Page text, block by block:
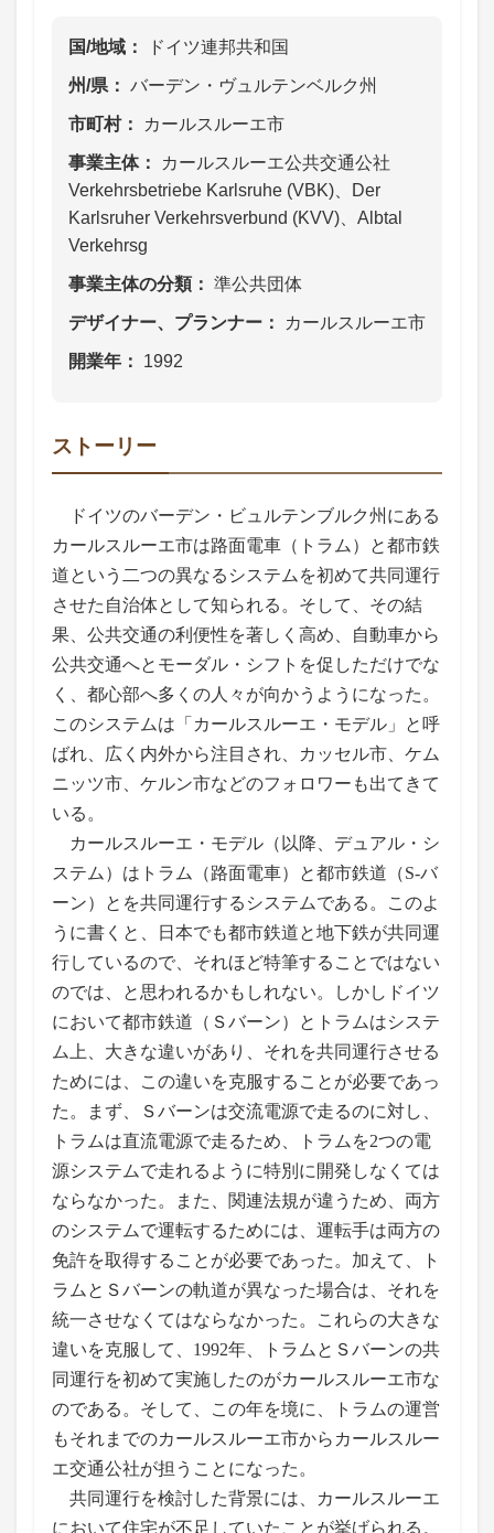
国/地域 ドイツ連邦共和国
州/県 バーデン・ヴュルテンベルク州
市町村 カールスルーエ市
事業主体
カールスルーエ公共交通公社
Verkehrsbetriebe Karlsruhe (VBK)、Der
Karlsruher Verkehrsverbund (KVV)、Albtal
Verkehrsg
事業主体の分類 準公共団体
デザイナー、プランナー カールスルーエ市
開業年 1992
ストーリー
ドイツのバーデン・ビュルテンブルク州にある
カールスルーエ市は路面電車（トラム）と都市鉄
道という二つの異なるシステムを初めて共同運行
させた自治体として知られる。そして、その結
果、公共交通の利便性を著しく高め、自動車から
公共交通へとモーダル・シフトを促しただけでな
く、都心部へ多くの人々が向かうようになった。
このシステムは「カールスルーエ・モデル」と呼
ばれ、広く内外から注目され、カッセル市、ケム
ニッツ市、ケルン市などのフォロワーも出てきて
いる。
カールスルーエ・モデル（以降、デュアル・シ
ステム）はトラム（路面電車）と都市鉄道（S-バ
ーン）とを共同運行するシステムである。このよ
うに書くと、日本でも都市鉄道と地下鉄が共同運
行しているので、それほど特筆することではない
のでは、と思われるかもしれない。しかしドイツ
において都市鉄道（Ｓバーン）とトラムはシステ
ム上、大きな違いがあり、それを共同運行させる
ためには、この違いを克服することが必要であっ
た。まず、Ｓバーンは交流電源で走るのに対し、
トラムは直流電源で走るため、トラムを2つの電
源システムで走れるように特別に開発しなくては
ならなかった。また、関連法規が違うため、両方
のシステムで運転するためには、運転手は両方の
免許を取得することが必要であった。加えて、ト
ラムとＳバーンの軌道が異なった場合は、それを
統一させなくてはならなかった。これらの大きな
違いを克服して、1992年、トラムとＳバーンの共
同運行を初めて実施したのがカールスルーエ市な
のである。そして、この年を境に、トラムの運営
もそれまでのカールスルーエ市からカールスルー
エ交通公社が担うことになった。
共同運行を検討した背景には、カールスルーエ
において住宅が不足していたことが挙げられる。